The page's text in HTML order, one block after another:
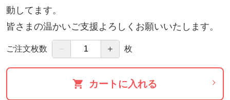
動してます。
皆さまの温かいご支援よろしくお願いいたします。
ご注文枚数 － ＋ 枚
カートに入れる